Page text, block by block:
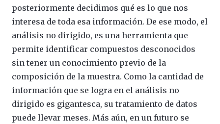
posteriormente decidimos qué es lo que nos
interesa de toda esa información. De ese modo, el
análisis no dirigido, es una herramienta que
permite identificar compuestos desconocidos
sin tener un conocimiento previo de la
composición de la muestra. Como la cantidad de
información que se logra en el análisis no
dirigido es gigantesca, su tratamiento de datos
puede llevar meses. Más aún, en un futuro se